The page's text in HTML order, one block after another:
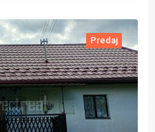
Predaj